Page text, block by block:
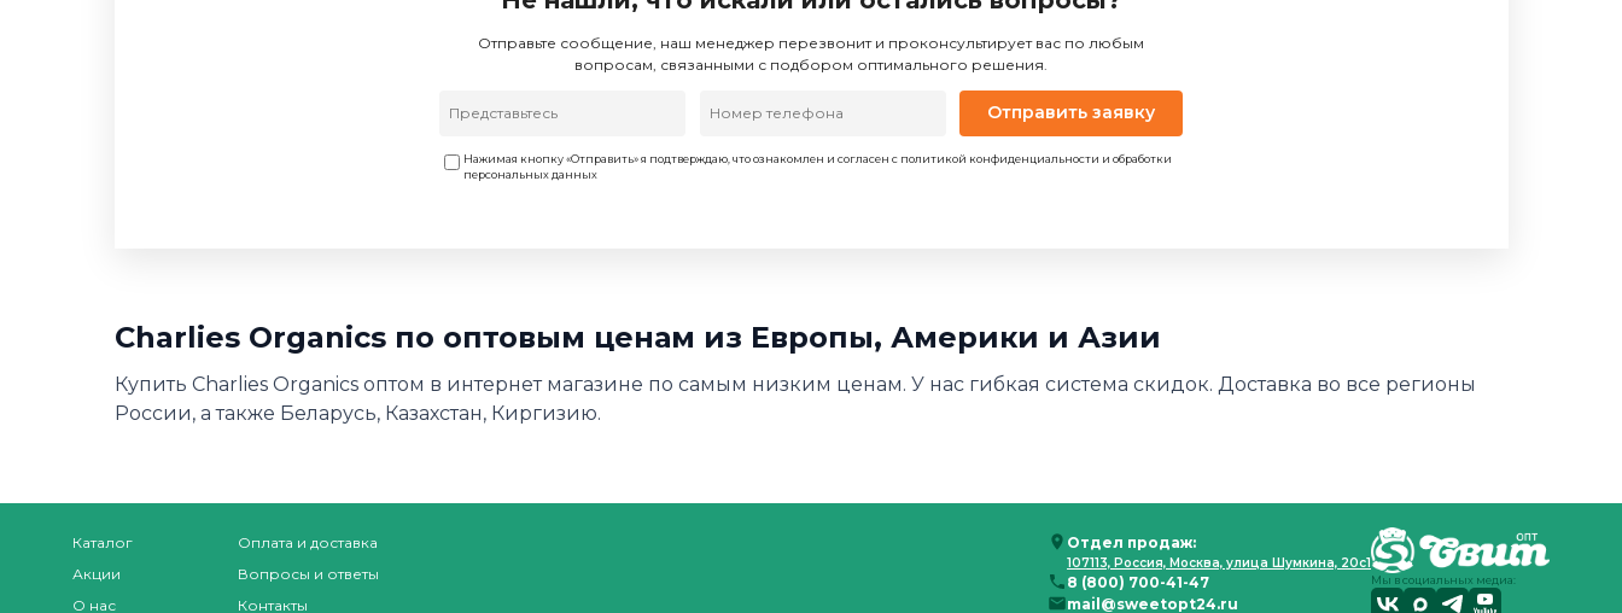
Отправьте сообщение, наш менеджер перезвонит и проконсультирует вас по любым
вопросам, связанными с подбором оптимального решения.
Отправить заявку
Нажимая кнопку «Отправить» я подтверждаю, что ознакомлен и согласен с политикой конфиденциальности и обработки
персональных данных
Charlies Organics по оптовым ценам из Европы, Америки и Азии
Купить Charlies Organics оптом в интернет магазине по самым низким ценам. У нас гибкая система скидок. Доставка во все регионы
России, а также Беларусь, Казахстан, Киргизию.
Каталог
Акции
О нас
Оплата и доставка
Вопросы и ответы
Контакты
Отдел продаж:
107113, Россия, Москва, улица Шумкина, 20с1
8 (800) 700-41-47
mail@sweetopt24.ru
Мы в социальных медиа: